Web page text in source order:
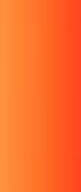
en agente